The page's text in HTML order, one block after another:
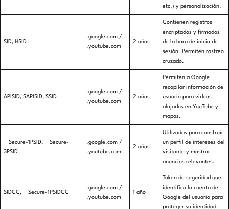
etc.) y personalización.
SID, HSID
.google.com /
.youtube.com
2 años
Contienen registros
encriptados y firmados
de la hora de inicio de
sesión. Permiten rastreo
cruzado.
APISID, SAPISID, SSID
.google.com /
.youtube.com
2 años
Permiten a Google
recopilar información de
usuario para videos
alojados en YouTube y
mapas.
__Secure-1PSID, __Secure-
3PSID
.google.com /
.youtube.com
2 años
Utilizadas para construir
un perfil de intereses del
visitante y mostrar
anuncios relevantes.
SIDCC, __Secure-1PSIDCC
.google.com /
.youtube.com
1 año
Token de seguridad que
identifica la cuenta de
Google del usuario para
proteger su identidad.